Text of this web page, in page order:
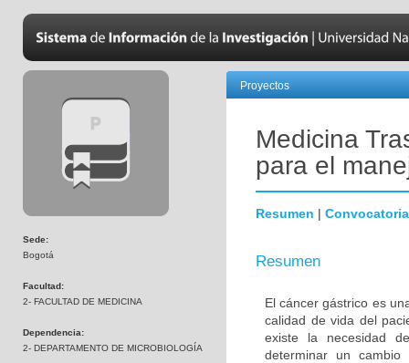
Sede:
Bogotá
Facultad:
2- FACULTAD DE MEDICINA
Dependencia:
2- DEPARTAMENTO DE MICROBIOLOGÍA
Proyectos
Medicina
para el
Resumen | Convocatoria
Resumen
El cáncer gástrico es
calidad de vida del
existe la necesidad
determinar un